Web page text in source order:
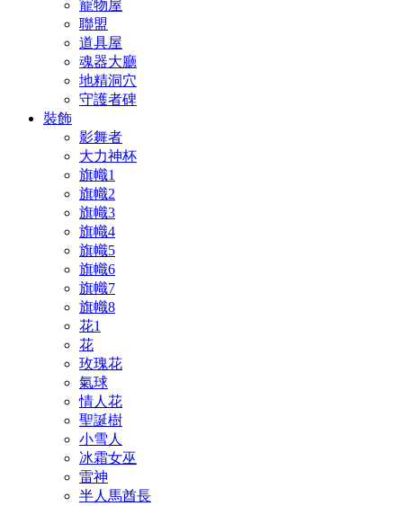
寵物屋
聯盟
道具屋
魂器大廳
地精洞穴
守護者碑
裝飾
影舞者
大力神杯
旗幟1
旗幟2
旗幟3
旗幟4
旗幟5
旗幟6
旗幟7
旗幟8
花1
花
玫瑰花
氣球
情人花
聖誕樹
小雪人
冰霜女巫
雷神
半人馬酋長